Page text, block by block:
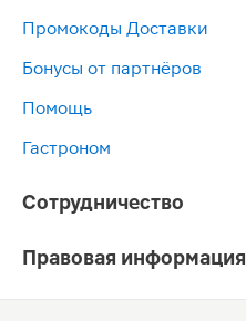
Промокоды Доставки
Бонусы от партнёров
Помощь
Гастроном
Сотрудничество
Правовая информация